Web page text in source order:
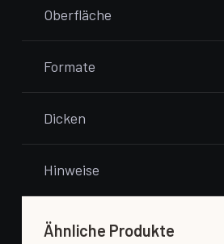
Oberfläche
Formate
Dicken
Hinweise
Ähnliche Produkte